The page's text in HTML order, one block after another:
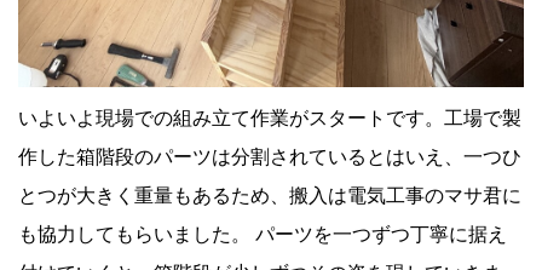
いよいよ現場での組み立て作業がスタートです。工場で製
作した箱階段のパーツは分割されているとはいえ、一つひ
とつが大きく重量もあるため、搬入は電気工事のマサ君に
も協力してもらいました。 パーツを一つずつ丁寧に据え